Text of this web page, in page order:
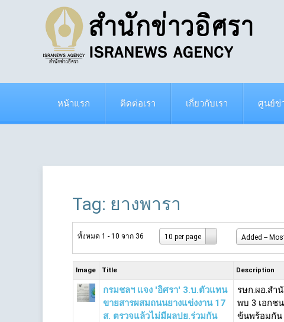
หน้าแรก ติดต่อเรา เกี่ยวกับเรา ศูนย์ข่
Tag: ยางพารา
ทั้งหมด 1 - 10 จาก 36 10 per page Added --
Image Title Description
กรมชลฯ แจง 'อิศรา' 3.บ.ตัวแทน
ขายสารผสมถนนยางแข่งงาน 17
ส. ตรวจแล้วไม่มีผลปย.ร่วมกัน
รษก.ผอ.สำ
พบ 3 เอกช
ข้นพร้อมกัน